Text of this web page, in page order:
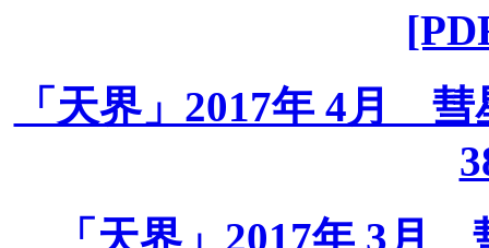
「天界」2017年 4月
「天界」2017年 3月